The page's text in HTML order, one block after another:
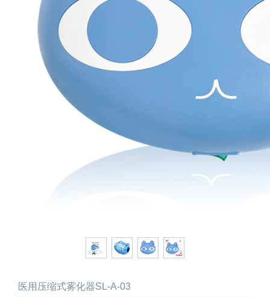
医用压缩式雾化器SL-A-03